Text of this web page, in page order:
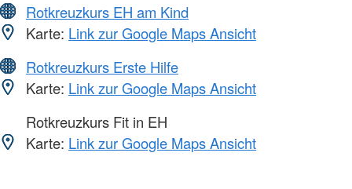
Rotkreuzkurs EH am Kind
Karte: Link zur Google Maps Ansicht
Rotkreuzkurs Erste Hilfe
Karte: Link zur Google Maps Ansicht
Rotkreuzkurs Fit in EH
Karte: Link zur Google Maps Ansicht